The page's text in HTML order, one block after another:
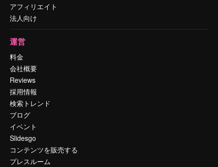
アフィリエイト
法人向け
運営
料金
会社概要
Reviews
採用情報
検索トレンド
ブログ
イベント
Slidesgo
コンテンツを販売する
プレスルーム